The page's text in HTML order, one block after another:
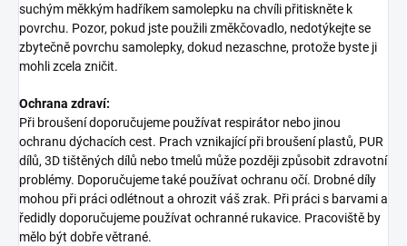
suchým měkkým hadříkem samolepku na chvíli přitiskněte k
povrchu. Pozor, pokud jste použili změkčovadlo, nedotýkejte se
zbytečně povrchu samolepky, dokud nezaschne, protože byste ji
mohli zcela zničit.
Ochrana zdraví:
Při broušení doporučujeme používat respirátor nebo jinou
ochranu dýchacích cest. Prach vznikající při broušení plastů, PUR
dílů, 3D tištěných dílů nebo tmelů může později způsobit zdravotní
problémy. Doporučujeme také používat ochranu očí. Drobné díly
mohou při práci odlétnout a ohrozit váš zrak. Při práci s barvami a
ředidly doporučujeme používat ochranné rukavice. Pracoviště by
mělo být dobře větrané.